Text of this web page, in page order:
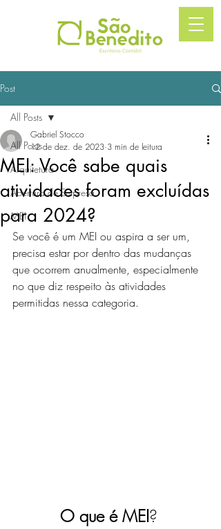
Post
All Posts
Arquitetura
Abertura de Empresa
MEI
All Posts
MEI: Você sabe quais
atividades foram excluídas
para 2024?
Gabriel Stocco
12 de dez. de 2023 3 min de leitura
Se você é um MEI ou aspira a ser um,
precisa estar por dentro das mudanças
que ocorrem anualmente, especialmente
no que diz respeito às atividades
permitidas nessa categoria.
O que é MEI?